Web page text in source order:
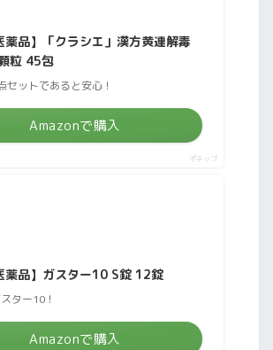
薬品】「クラシエ」漢方黄連解毒
粒 45包
セットであると安心！
Amazonで購入
ポチップ
薬品】ガスター10 S錠 12錠
ター10！
Amazonで購入